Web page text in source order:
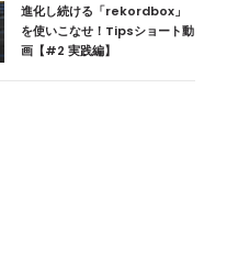
進化し続ける「rekordbox」
を使いこなせ！Tipsショート動
画【#2 実践編】